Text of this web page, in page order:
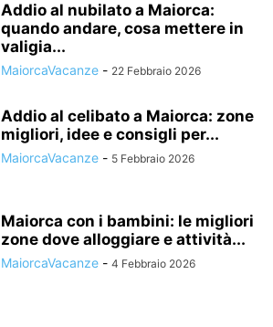
Addio al nubilato a Maiorca:
quando andare, cosa mettere in
valigia...
MaiorcaVacanze - 22 Febbraio 2026
Addio al celibato a Maiorca: zone
migliori, idee e consigli per...
MaiorcaVacanze - 5 Febbraio 2026
Maiorca con i bambini: le migliori
zone dove alloggiare e attività...
MaiorcaVacanze - 4 Febbraio 2026